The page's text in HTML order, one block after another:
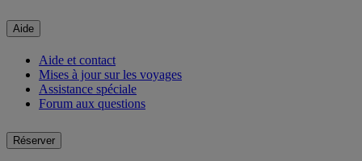
Aide
Aide et contact
Mises à jour sur les voyages
Assistance spéciale
Forum aux questions
Réserver